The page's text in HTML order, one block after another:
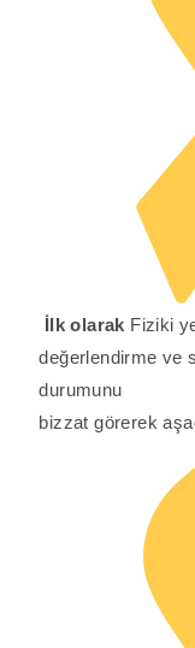
İlk olarak Fiziki
değerlendirme ve
durumunu
bizzat görerek